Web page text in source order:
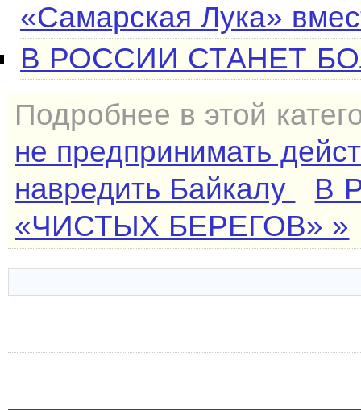
«Самарская Лука»
В РОССИИ СТАНЕТ
Подробнее в этой
не предпринимать
навредить Байкалу
В
«ЧИСТЫХ БЕРЕГОВ» »